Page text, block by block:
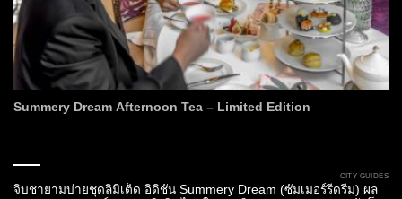
Summery Dream Afternoon Tea – Limited Edition
CITY GUIDES
จิบชายามบ่ายชุดลิมิเต็ด อิดิชั่น Summery Dream (ซัมเมอร์รีดรีม) ผล